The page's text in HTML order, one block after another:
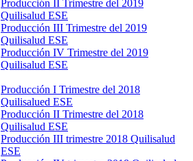
Producción II Trimestre del 2019
Quilisalud ESE
Producción III Trimestre del 2019
Quilisalud ESE
Producción IV Trimestre del 2019
Quilisalud ESE
Producción I Trimestre del 2018
Quilisalued ESE
Producción II Trimestre del 2018
Quilisalud ESE
Producción III trimestre 2018 Quilisalud
ESE